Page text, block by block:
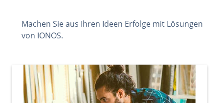
Machen Sie aus Ihren Ideen Erfolge mit Lösungen
von IONOS.